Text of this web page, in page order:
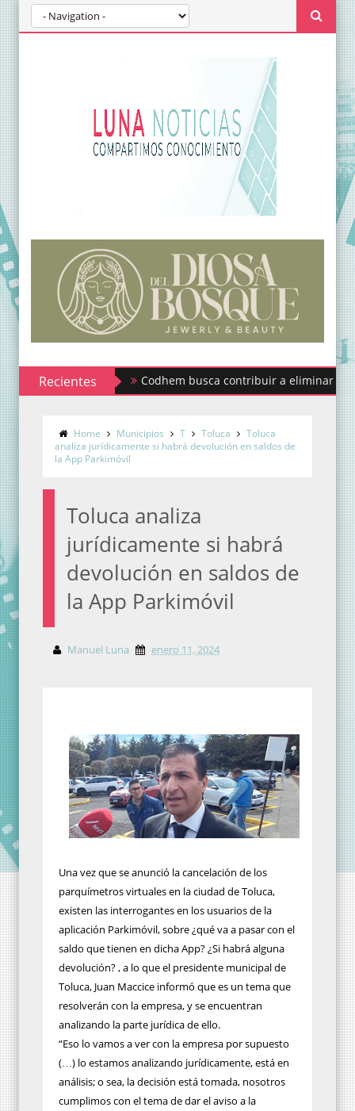
RecientesCodhem busca contribuir a eliminar los estigmas
Home Municipios T Toluca
Toluca
analiza jurídicamente si habrá devolución en saldos de
la App Parkimóvil
Toluca analiza
jurídicamente si habrá
devolución en saldos de
la App Parkimóvil
Manuel Luna enero 11, 2024
Una vez que se anunció la cancelación de los
parquímetros virtuales en la ciudad de Toluca,
existen las interrogantes en los usuarios de la
aplicación Parkimóvil, sobre ¿qué va a pasar con el
saldo que tienen en dicha App? ¿Si habrá alguna
devolución? , a lo que el presidente municipal de
Toluca, Juan Maccice informó que es un tema que
resolverán con la empresa, y se encuentran
analizando la parte jurídica de ello.
“Eso lo vamos a ver con la empresa por supuesto
(…) lo estamos analizando jurídicamente, está en
análisis; o sea, la decisión está tomada, nosotros
cumplimos con el tema de dar el aviso a la